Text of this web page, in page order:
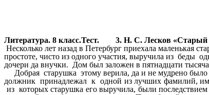
Литература. 8 класс.Тест. 3. Н. С. Лесков «Старый
Несколько лет назад в Петербург приехала маленькая
простоте, чисто из одного участия, выручила из беды
дочери да внучки. Дом был заложен в пятнадцати
Добрая старушка этому верила, да и не мудрено было
должник принадлежал к одной из лучших фамилий,
из которых старушка его выручила, были